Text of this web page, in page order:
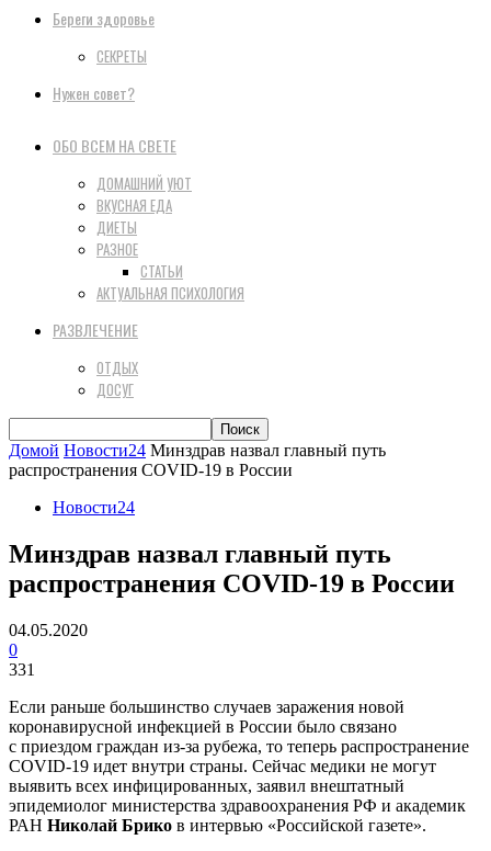
Береги здоровье
СЕКРЕТЫ
Нужен совет?
ОБО ВСЕМ НА СВЕТЕ
ДОМАШНИЙ УЮТ
ВКУСНАЯ ЕДА
ДИЕТЫ
РАЗНОЕ
СТАТЬИ
АКТУАЛЬНАЯ ПСИХОЛОГИЯ
РАЗВЛЕЧЕНИЕ
ОТДЫХ
ДОСУГ
Домой Новости24 ​Минздрав назвал главный путь
распространения COVID-19 в России
Новости24
​Минздрав назвал главный путь
распространения COVID-19 в России
04.05.2020
0
331
Если раньше большинство случаев заражения новой
коронавирусной инфекцией в России было связано
с приездом граждан из-за рубежа, то теперь распространение
COVID-19 идет внутри страны. Сейчас медики не могут
выявить всех инфицированных, заявил внештатный
эпидемиолог министерства здравоохранения РФ и академик
РАН Николай Брико в интервью «Российской газете».